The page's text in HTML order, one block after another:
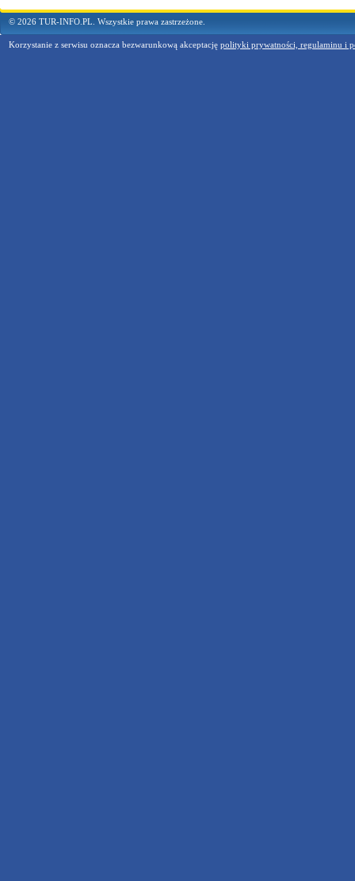
© 2026 TUR-INFO.PL. Wszystkie prawa zastrzeżone.
Korzystanie z serwisu oznacza bezwarunkową akceptację polityki prywatności, regulaminu i